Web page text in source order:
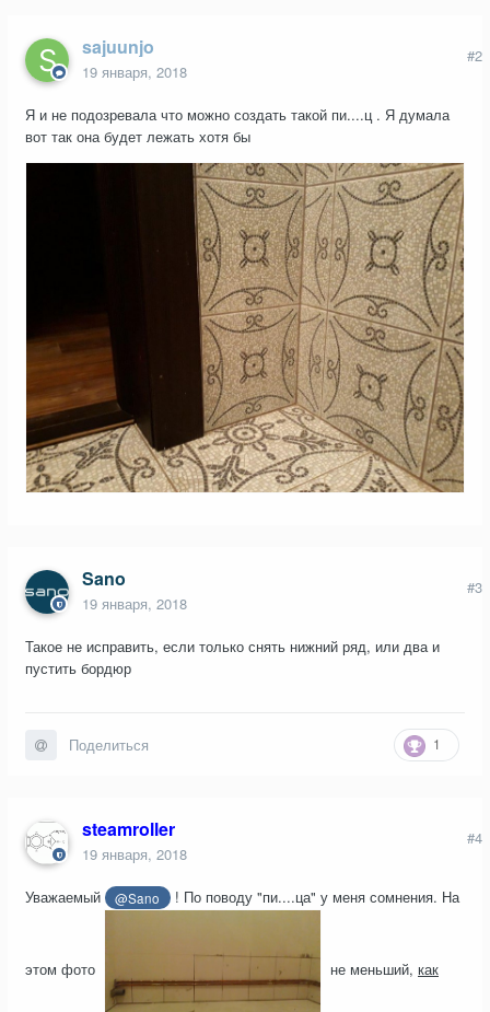
sajuunjo
19 января, 2018
#2
Я и не подозревала что можно создать такой пи....ц . Я думала
вот так она будет лежать хотя бы
Sano
19 января, 2018
#3
Такое не исправить, если только снять нижний ряд, или два и
пустить бордюр
1
Поделиться
steamroller
19 января, 2018
#4
Уважаемый @Sano ! По поводу "пи....ца" у меня сомнения. На
этом фото не меньший, как